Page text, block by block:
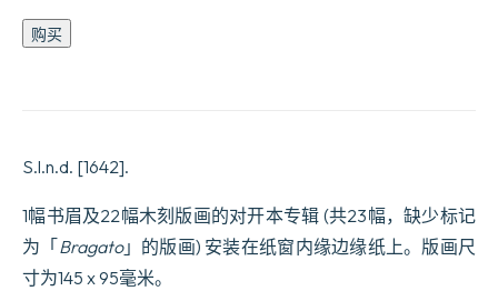
Il
Carnevale
in
Varie
Inventione
di
capritii.
数
购买
S.l.n.d. [1642].
1幅书眉及22幅木刻版画的对开本专辑 (共23幅，缺少标记
为「Bragato」的版画) 安装在纸窗内缘边缘纸上。版画尺
寸为145 x 95毫米。